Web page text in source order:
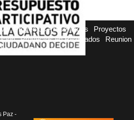
Proyectos Presentados
Proyectos
Proyectos en Realizados
Reunion
Contacto
Paz -